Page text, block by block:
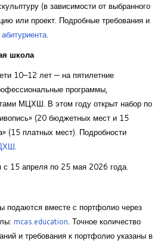
(в зависимости от выбранного
или проект. Подробные требования и
.
школа
10–12 лет — на пятилетние
программы,
МЦХШ. В этом году открыт набор по
(20 бюджетных мест и 15
(15 платных мест). Подробности
.
с 15 апреля по 25 мая 2026 года.
подаются вместе с портфолио через
mcas.education. Точное количество
и требования к портфолио указаны в